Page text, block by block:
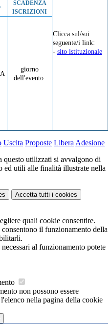
Clicca sul/sui
seguente/i link:
- sito istituzionale
SCADENZA
ISCRIZIONI
giorno
dell'evento
Uscita Proposte Libera Adesione
questo utilizzati si avvalgono di
ed utili alle finalità illustrate nella
Accetta tutti i cookies
quali cookie consentire.
il funzionamento della
al funzionamento potete
non possono essere
nella pagina della cookie